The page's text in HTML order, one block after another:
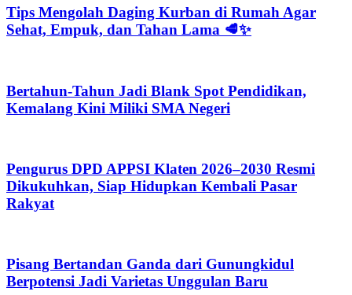
Tips Mengolah Daging Kurban di Rumah Agar
Sehat, Empuk, dan Tahan Lama 🥩✨
Bertahun-Tahun Jadi Blank Spot Pendidikan,
Kemalang Kini Miliki SMA Negeri
Pengurus DPD APPSI Klaten 2026–2030 Resmi
Dikukuhkan, Siap Hidupkan Kembali Pasar
Rakyat
Pisang Bertandan Ganda dari Gunungkidul
Berpotensi Jadi Varietas Unggulan Baru